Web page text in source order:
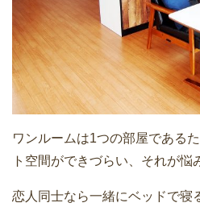
ワンルームは1つの部屋である
ト空間ができづらい、それが悩
恋人同士なら一緒にベッドで寝